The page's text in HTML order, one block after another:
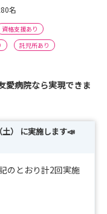
名
資格支援あり
託児所あり
愛病院なら実現できま
土） に実施します📣
のとおり計2回実施